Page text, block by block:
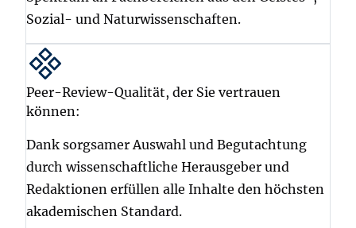
Sozial- und Naturwissenschaften.
Peer-Review-Qualität, der Sie vertrauen
können:
Dank sorgsamer Auswahl und Begutachtung
durch wissenschaftliche Herausgeber und
Redaktionen erfüllen alle Inhalte den höchsten
akademischen Standard.